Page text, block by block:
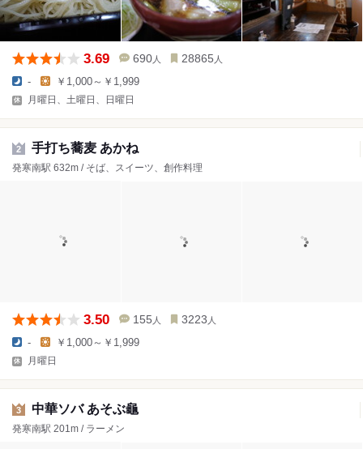
3.69 690 人 28865 人
- ￥1,000～￥1,999
月曜日、土曜日、日曜日
2 手打ち蕎麦 あかね
発寒南駅 632m / そば、スイーツ、創作料理
3.50 155 人 3223 人
- ￥1,000～￥1,999
月曜日
3 中華ソバ あそぶ龜
発寒南駅 201m / ラーメン